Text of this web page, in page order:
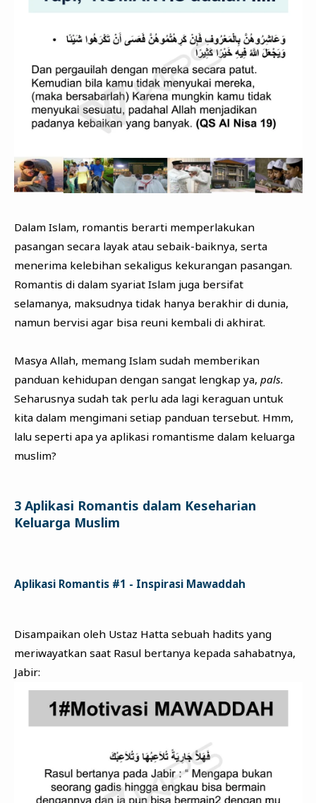
Dalam Islam, romantis berarti memperlakukan
pasangan secara layak atau sebaik-baiknya, serta
menerima kelebihan sekaligus kekurangan pasangan.
Romantis di dalam syariat Islam juga bersifat
selamanya, maksudnya tidak hanya berakhir di dunia,
namun bervisi agar bisa reuni kembali di akhirat.
Masya Allah, memang Islam sudah memberikan
panduan kehidupan dengan sangat lengkap ya, pals.
Seharusnya sudah tak perlu ada lagi keraguan untuk
kita dalam mengimani setiap panduan tersebut. Hmm,
lalu seperti apa ya aplikasi romantisme dalam keluarga
muslim?
3 Aplikasi Romantis dalam Keseharian
Keluarga Muslim
Aplikasi Romantis #1 - Inspirasi Mawaddah
Disampaikan oleh Ustaz Hatta sebuah hadits yang
meriwayatkan saat Rasul bertanya kepada sahabatnya,
Jabir: